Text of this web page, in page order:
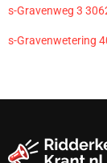
s-Gravenweg 3
s-Gravenwetering